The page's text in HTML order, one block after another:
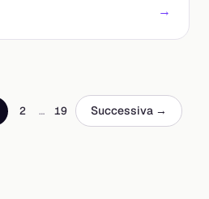
→
2 … 19 Successiva →